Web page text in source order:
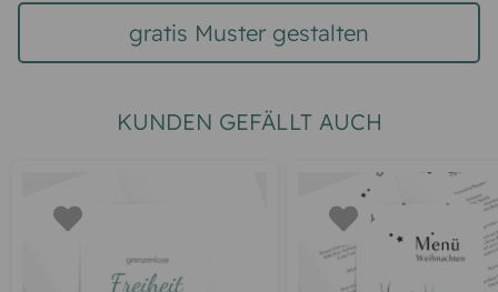
gratis Muster gestalten
KUNDEN GEFÄLLT AUCH